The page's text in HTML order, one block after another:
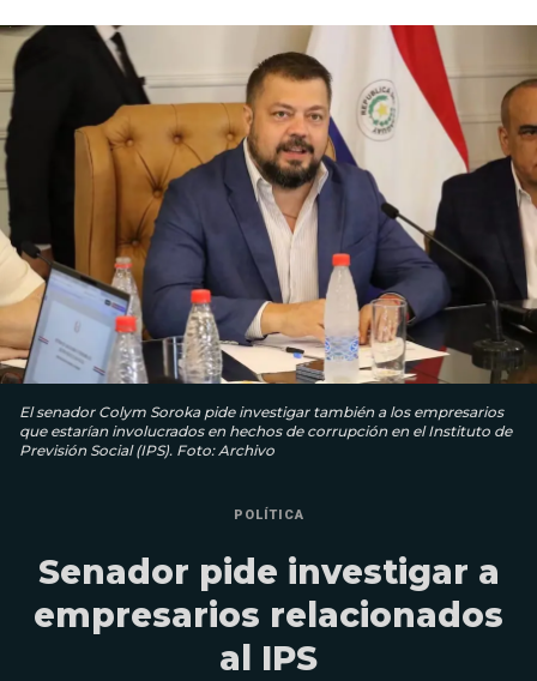
El senador Colym Soroka pide investigar también a los empresarios
que estarían involucrados en hechos de corrupción en el Instituto de
Previsión Social (IPS). Foto: Archivo
POLÍTICA
Senador pide investigar a
empresarios relacionados
al IPS